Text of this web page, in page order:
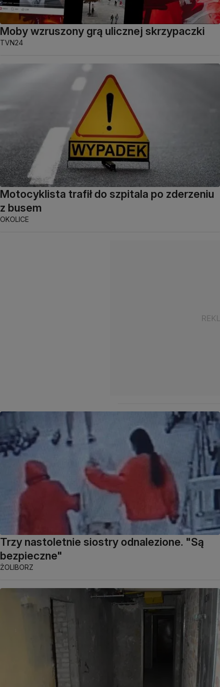
Moby wzruszony grą ulicznej skrzypaczki
TVN24
Motocyklista trafił do szpitala po zderzeniu
z busem
OKOLICE
Trzy nastoletnie siostry odnalezione. "Są
bezpieczne"
ŻOLIBORZ